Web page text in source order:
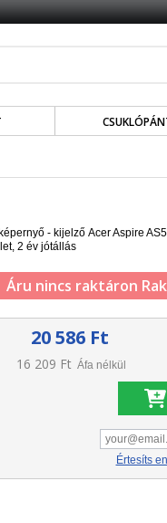
- kijelző Acer Aspire
2 év jótállás
Áru nincs raktáron
20 586 Ft
16 209 Ft Áfa nélkül
Értesíts